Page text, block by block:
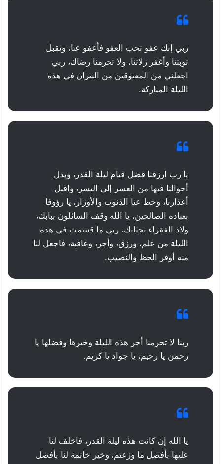
ربي إنك عفو تحب العفو فأعفو عنا، وتقبل
توبتنا وأغفر زلاتنا، ولا تحرمنا رضاك، ربي
اجعلني من المعتوقين من النيران في هذه
الليلة المباركة.
يا رب ارزقنا فضل قيام ليلة القدر، وبدل
أحوالنا فيها من العسر إلى اليسر، واقبل
أعذارنا، وحط عنا الذنوب والأوزار، يا رؤوفا
بعباده الصالحين، يا الله وقف السائلون ببابك،
ولاذ الفقراء بجنابك، ربي ما قسمت في هذه
الليلة من علم، ورزق، وأجر، وعافية، فاجعل لنا
منه أوفر الحظ والنصيب.
ربنا لا تحرمنا أجر هذه الليلة وخيرها وفضلها يا
رحمن يا رحيم، يا جواد يا كريم.
يا الله إن كانت هذه ليلة القدر، فاخلف لنا
عليها بأفضل ما وزعتم، وخير خاتمة لنا بأفضل